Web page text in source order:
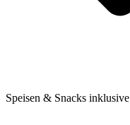
Speisen & Snacks inklusive